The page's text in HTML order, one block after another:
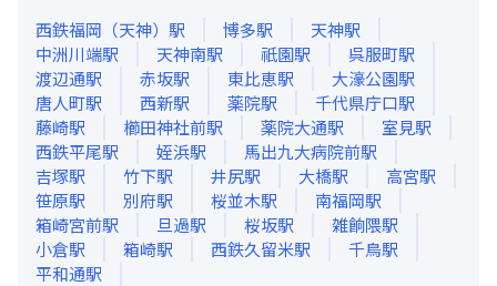
西鉄福岡（天神） 駅 博多駅 天神駅
中洲川端駅 天神南駅 祇園駅 呉服町駅
渡辺通駅 赤坂駅 東比恵駅 大濠公園駅
唐人町駅 西新駅 薬院駅 千代県庁口駅
藤崎駅 櫛田神社前駅 薬院大通駅 室見駅
西鉄平尾駅 姪浜駅 馬出九大病院前駅
吉塚駅 竹下駅 井尻駅 大橋駅 高宮駅
笹原駅 別府駅 桜並木駅 南福岡駅
箱崎宮前駅 旦過駅 桜坂駅 雑餉隈駅
小倉駅 箱崎駅 西鉄久留米駅 千鳥駅
平和通駅